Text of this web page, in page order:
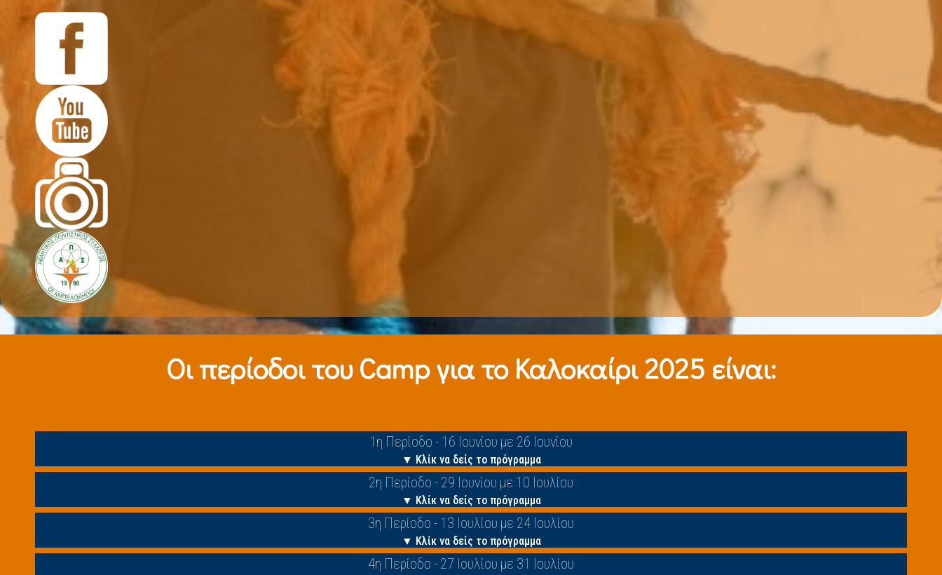
Οι περίοδοι τoυ Camp για το Καλοκαίρι 2025 είναι:
1η Περίοδο - 16 Ιουνίου με 26 Ιουνίου
▼ Κλίκ να δείς το πρόγραμμα
2η Περίοδο - 29 Ιουνίου με 10 Ιουλίου
▼ Κλίκ να δείς το πρόγραμμα
3η Περίοδο - 13 Ιουλίου με 24 Ιουλίου
▼ Κλίκ να δείς το πρόγραμμα
4η Περίοδο - 27 Ιουλίου με 31 Ιουλίου